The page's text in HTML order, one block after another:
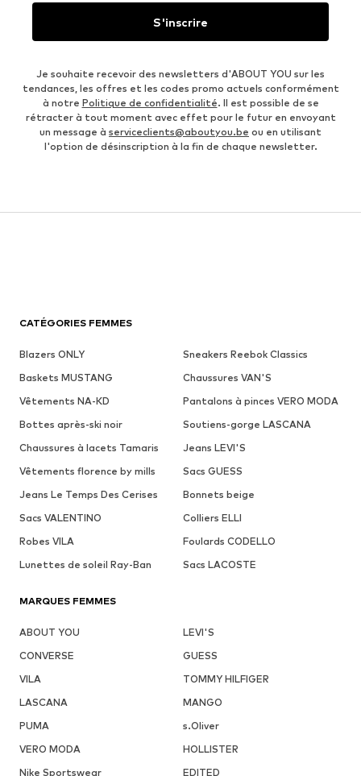
S'inscrire
Je souhaite recevoir des newsletters d'ABOUT YOU sur les
tendances, les offres et les codes promo actuels conformément
à notre Politique de confidentialité. Il est possible de se
rétracter à tout moment avec effet pour le futur en envoyant
un message à serviceclients@aboutyou.be ou en utilisant
l'option de désinscription à la fin de chaque newsletter.
CATÉGORIES FEMMES
Blazers ONLY
Sneakers Reebok Classics
Baskets MUSTANG
Chaussures VAN'S
Vêtements NA-KD
Pantalons à pinces VERO MODA
Bottes après-ski noir
Soutiens-gorge LASCANA
Chaussures à lacets Tamaris
Jeans LEVI'S
Vêtements florence by mills
Sacs GUESS
Jeans Le Temps Des Cerises
Bonnets beige
Sacs VALENTINO
Colliers ELLI
Robes VILA
Foulards CODELLO
Lunettes de soleil Ray-Ban
Sacs LACOSTE
MARQUES FEMMES
ABOUT YOU
LEVI'S
CONVERSE
GUESS
VILA
TOMMY HILFIGER
LASCANA
MANGO
PUMA
s.Oliver
VERO MODA
HOLLISTER
Nike Sportswear
EDITED